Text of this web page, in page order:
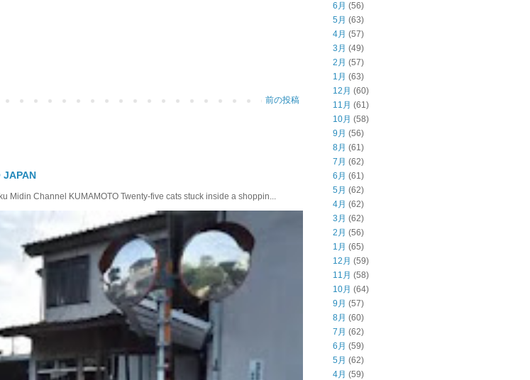
前の投稿
JAPAN
Midin Channel KUMAMOTO Twenty-five cats stuck inside a shoppin...
6月 (56)
5月 (63)
4月 (57)
3月 (49)
2月 (57)
1月 (63)
12月 (60)
11月 (61)
10月 (58)
9月 (56)
8月 (61)
7月 (62)
6月 (61)
5月 (62)
4月 (62)
3月 (62)
2月 (56)
1月 (65)
12月 (59)
11月 (58)
10月 (64)
9月 (57)
8月 (60)
7月 (62)
6月 (59)
5月 (62)
4月 (59)